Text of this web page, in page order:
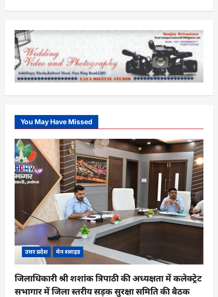
You May Have Missed
उत्तर प्रदेश मेन स्लाइड
जिलाधिकारी श्री शशांक त्रिपाठी की अध्यक्षता में कलेक्ट्रेट
सभागार में जिला स्तरीय सड़क सुरक्षा समिति की बैठक